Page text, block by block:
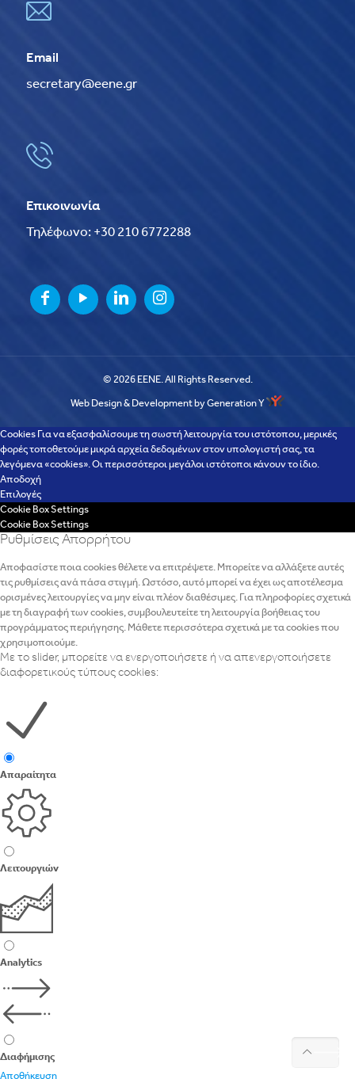
Email
secretary@eene.gr
Επικοινωνία
Τηλέφωνο: +30 210 6772288
© 2026 EENE. All Rights Reserved.
Web Design & Development by Generation Y
Cookies Για να εξασφαλίσουμε τη σωστή λειτουργία του ιστότοπου, μερικές
φορές τοποθετούμε μικρά αρχεία δεδομένων στον υπολογιστή σας, τα
λεγόμενα «cookies». Οι περισσότεροι μεγάλοι ιστότοποι κάνουν το ίδιο.
Αποδοχή
Επιλογές
Cookie Box Settings
Cookie Box Settings
Ρυθμίσεις Απορρήτου
Αποφασίστε ποια cookies θέλετε να επιτρέψετε. Μπορείτε να αλλάξετε αυτές
τις ρυθμίσεις ανά πάσα στιγμή. Ωστόσο, αυτό μπορεί να έχει ως αποτέλεσμα
ορισμένες λειτουργίες να μην είναι πλέον διαθέσιμες. Για πληροφορίες σχετικά
με τη διαγραφή των cookies, συμβουλευτείτε τη λειτουργία βοήθειας του
προγράμματος περιήγησης. Μάθετε περισσότερα σχετικά με τα cookies που
χρησιμοποιούμε.
Με το slider, μπορείτε να ενεργοποιήσετε ή να απενεργοποιήσετε
διαφορετικούς τύπους cookies:
Απαραίτητα
Λειτουργιών
Analytics
Διαφήμισης
Αποθήκευση